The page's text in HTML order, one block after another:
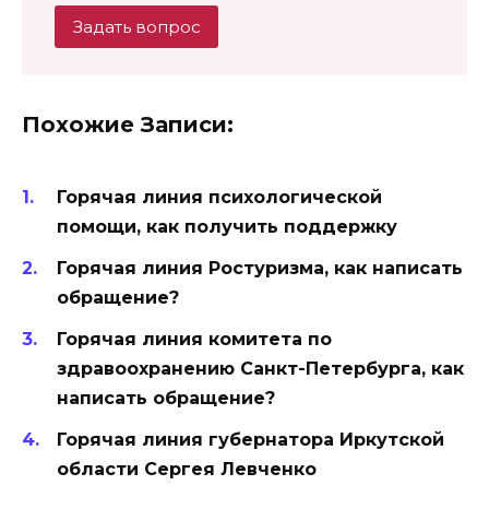
Задать вопрос
Похожие Записи:
Горячая линия психологической
помощи, как получить поддержку
Горячая линия Ростуризма, как написать
обращение?
Горячая линия комитета по
здравоохранению Санкт-Петербурга, как
написать обращение?
Горячая линия губернатора Иркутской
области Сергея Левченко